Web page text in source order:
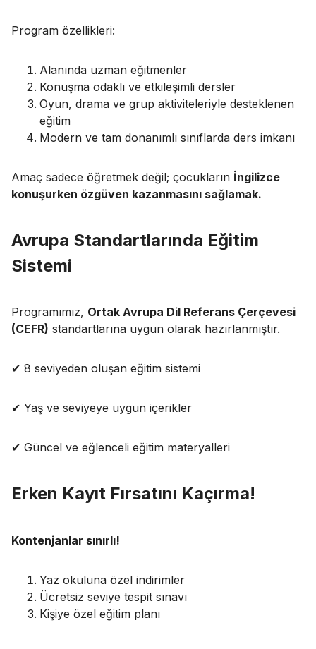
Program özellikleri:
Alanında uzman eğitmenler
Konuşma odaklı ve etkileşimli dersler
Oyun, drama ve grup aktiviteleriyle desteklenen
eğitim
Modern ve tam donanımlı sınıflarda ders imkanı
Amaç sadece öğretmek değil; çocukların İngilizce
konuşurken özgüven kazanmasını sağlamak.
Avrupa Standartlarında Eğitim
Sistemi
Programımız, Ortak Avrupa Dil Referans Çerçevesi
(CEFR) standartlarına uygun olarak hazırlanmıştır.
✔ 8 seviyeden oluşan eğitim sistemi
✔ Yaş ve seviyeye uygun içerikler
✔ Güncel ve eğlenceli eğitim materyalleri
Erken Kayıt Fırsatını Kaçırma!
Kontenjanlar sınırlı!
Yaz okuluna özel indirimler
Ücretsiz seviye tespit sınavı
Kişiye özel eğitim planı